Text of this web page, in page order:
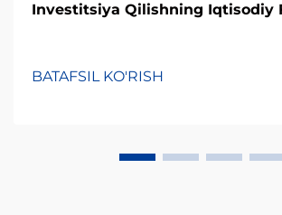
Investitsiya Qilishning Iqtisodiy
BATAFSIL KO'RISH